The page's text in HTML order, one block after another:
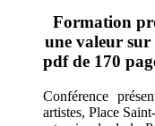
Formation
une valeur
pdf de 170
Conférence
artistes, Place